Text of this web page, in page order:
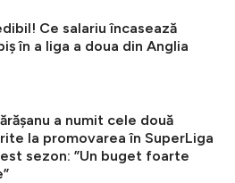
Ce salariu încasează
în a liga a doua din Anglia
a numit cele două
la promovarea în SuperLiga
sezon: ”Un buget foarte